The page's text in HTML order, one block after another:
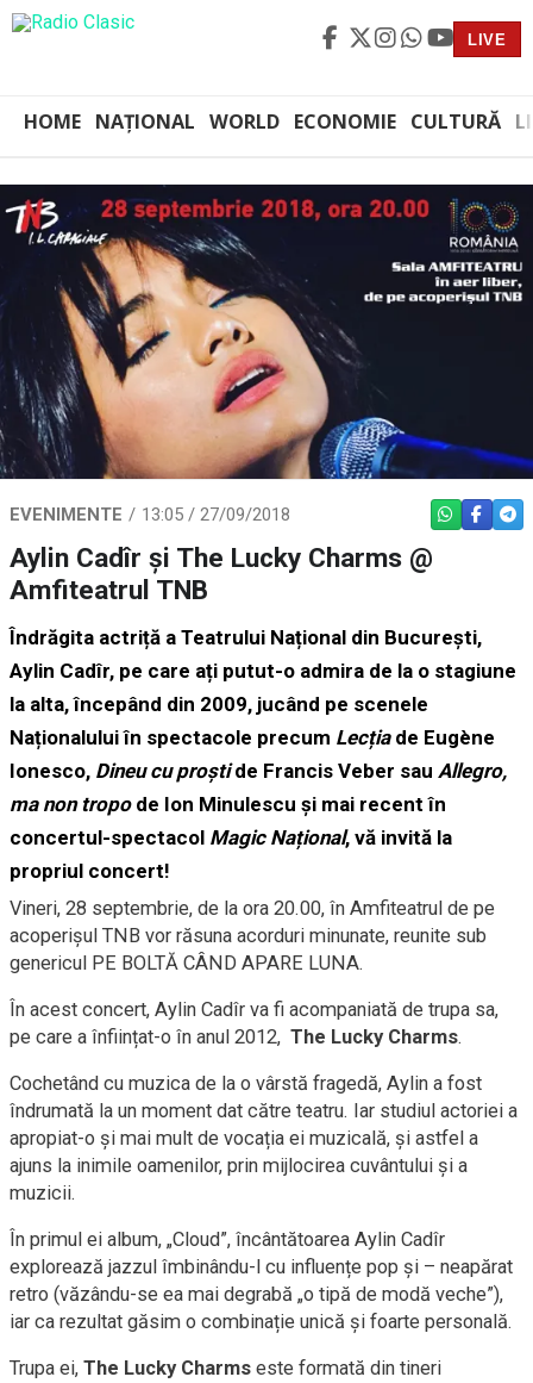
LIVE
HOME NAȚIONAL WORLD ECONOMIE CULTURĂ
EVENIMENTE 13:05 / 27/09/2018 WHATSAPP
Aylin Cadîr și The Lucky Charms @
Amfiteatrul TNB
Îndrăgita actriță a Teatrului Național din București,
Aylin Cadîr, pe care ați putut-o admira de la o stagiune
la alta, începând din 2009, jucând pe scenele
Naționalului în spectacole precum Lecțiade Eugène
Ionesco, Dineu cu proștide Francis Veber sau Allegro,
ma non tropode Ion Minulescu și mai recent în
concertul-spectacol Magic Național, vă invită la
propriul concert!
Vineri, 28 septembrie, de la ora 20.00, în Amfiteatrul de pe
acoperișul TNB vor răsuna acorduri minunate, reunite sub
genericul PE BOLTĂ CÂND APARE LUNA.
În acest concert, Aylin Cadîr va fi acompaniată de trupa sa,
pe care a înființat-o în anul 2012, The Lucky Charms.
Cochetând cu muzica de la o vârstă fragedă, Aylin a fost
îndrumată la un moment dat către teatru. Iar studiul actoriei a
apropiat-o și mai mult de vocația ei muzicală, și astfel a
ajuns la inimile oamenilor, prin mijlocirea cuvântului și a
muzicii.
În primul ei album, „Cloud”, încântătoarea Aylin Cadîr
explorează jazzul îmbinându-l cu influențe pop și – neapărat
retro (văzându-se ea mai degrabă „o tipă de modă veche”),
iar ca rezultat găsim o combinație unică și foarte personală.
Trupa ei, The Lucky Charms este formată din tineri